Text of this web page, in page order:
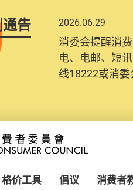
告 2026.06.29
消委会提醒消
电、电邮、短
线18222或消委
格价工具 倡议 消费者